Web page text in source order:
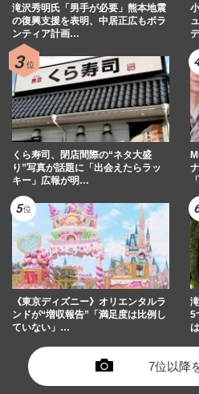
滝沢秀明氏「男手が必要」熊本地震
の復興支援を表明、中居正広もボラ
ンティア計画…
くら寿司、閉店間際の“ネタ大盛
り”写真が話題に「出会えたらラッ
キー」広報が明…
《東京ディズニー》オリエンタルラ
ンドが“増収報告”「満足度は比例し
ていない」…
5
7位以降